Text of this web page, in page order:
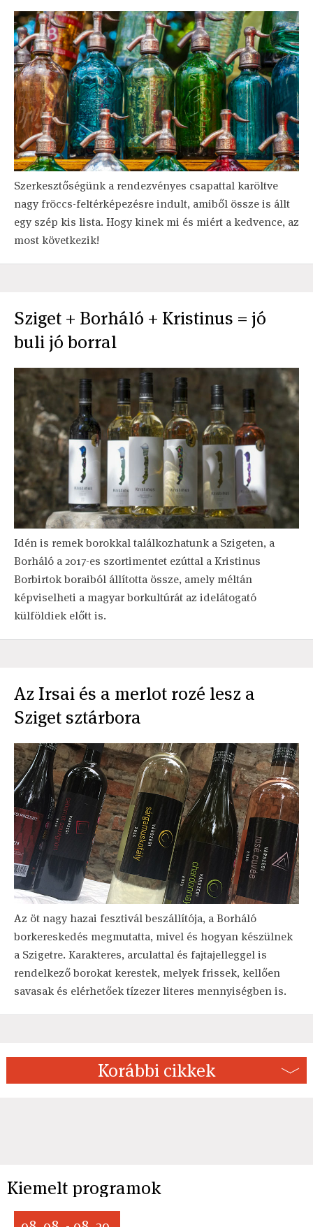
Szerkesztőségünk a rendezvényes csapattal karöltve
nagy fröccs-feltérképezésre indult, amiből össze is állt
egy szép kis lista. Hogy kinek mi és miért a kedvence, az
most következik!
Sziget + Borháló + Kristinus = jó
buli jó borral
Idén is remek borokkal találkozhatunk a Szigeten, a
Borháló a 2017-es szortimentet ezúttal a Kristinus
Borbirtok boraiból állította össze, amely méltán
képviselheti a magyar borkultúrát az idelátogató
külföldiek előtt is.
Az Irsai és a merlot rozé lesz a
Sziget sztárbora
Az öt nagy hazai fesztivál beszállítója, a Borháló
borkereskedés megmutatta, mivel és hogyan készülnek
a Szigetre. Karakteres, arculattal és fajtajelleggel is
rendelkező borokat kerestek, melyek frissek, kellően
savasak és elérhetőek tízezer literes mennyiségben is.
Korábbi cikkek
Kiemelt programok